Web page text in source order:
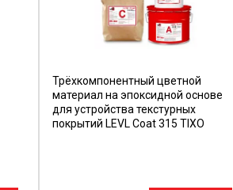
Трёхкомпонентный цветной
материал на эпоксидной основе
для устройства текстурных
покрытий LEVL Coat 315 TIXO